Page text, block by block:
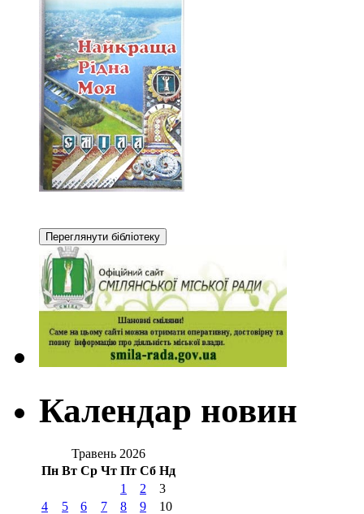
Календар новин
Травень 2026
Пн Вт Ср Чт Пт Сб Нд
1
2
3
4
5 6 7 8 9
10